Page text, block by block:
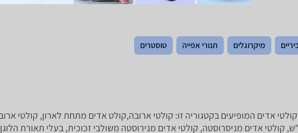
כיריים מיקרוגלים תנורי אפייה טוסטרים
אדים המופיעים בקטגוריה זו: קולטי ארובה,קולט אדים מתחת לארון, קולטי